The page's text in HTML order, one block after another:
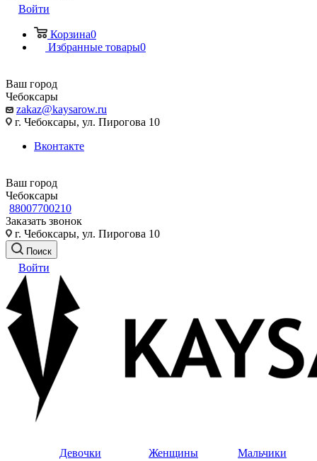
Войти
Корзина0
Избранные товары0
Ваш город
Чебоксары
zakaz@kaysarow.ru
г. Чебоксары, ул. Пирогова 10
Вконтакте
Ваш город
Чебоксары
88007700210
Заказать звонок
г. Чебоксары, ул. Пирогова 10
Поиск
Войти
Девочки
Женщины
Мальчики